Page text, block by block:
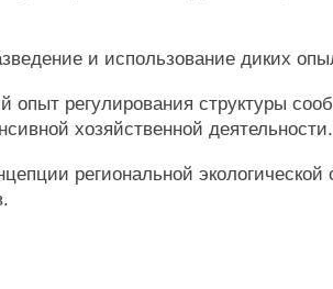
и использование диких
опыт регулирования структуры
хозяйственной деятельности.
региональной